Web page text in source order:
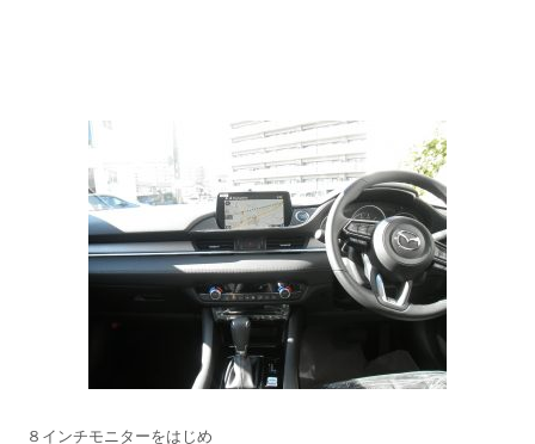
８インチモニターをはじめ